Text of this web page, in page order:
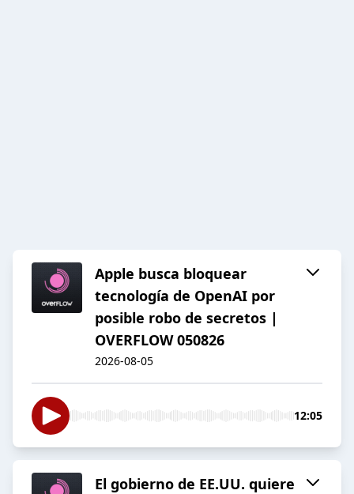
Apple busca bloquear
tecnología de OpenAI por
posible robo de secretos |
OVERFLOW 050826
2026-08-05
12:05
El gobierno de EE.UU. quiere